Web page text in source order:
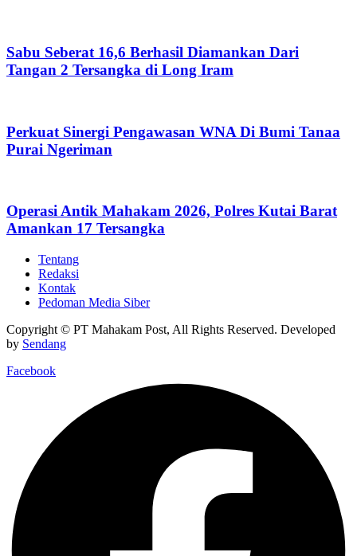
Sabu Seberat 16,6 Berhasil Diamankan Dari
Tangan 2 Tersangka di Long Iram
Perkuat Sinergi Pengawasan WNA Di Bumi Tanaa
Purai Ngeriman
Operasi Antik Mahakam 2026, Polres Kutai Barat
Amankan 17 Tersangka
Tentang
Redaksi
Kontak
Pedoman Media Siber
Copyright © PT Mahakam Post, All Rights Reserved. Developed
by Sendang
Facebook